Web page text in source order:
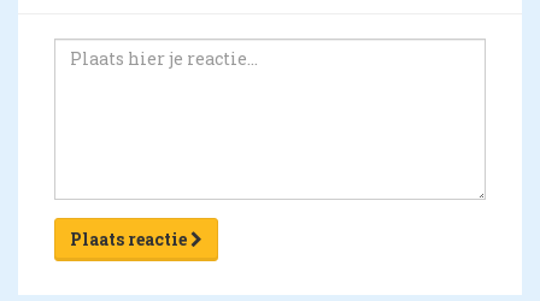
Plaats reactie